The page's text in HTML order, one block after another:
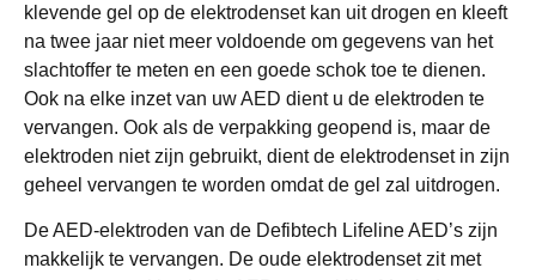
klevende gel op de elektrodenset kan uit drogen en kleeft
na twee jaar niet meer voldoende om gegevens van het
slachtoffer te meten en een goede schok toe te dienen.
Ook na elke inzet van uw AED dient u de elektroden te
vervangen. Ook als de verpakking geopend is, maar de
elektroden niet zijn gebruikt, dient de elektrodenset in zijn
geheel vervangen te worden omdat de gel zal uitdrogen.
De AED-elektroden van de Defibtech Lifeline AED’s zijn
makkelijk te vervangen. De oude elektrodenset zit met